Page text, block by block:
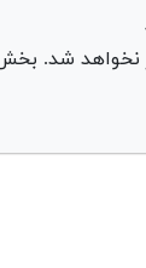
شد.